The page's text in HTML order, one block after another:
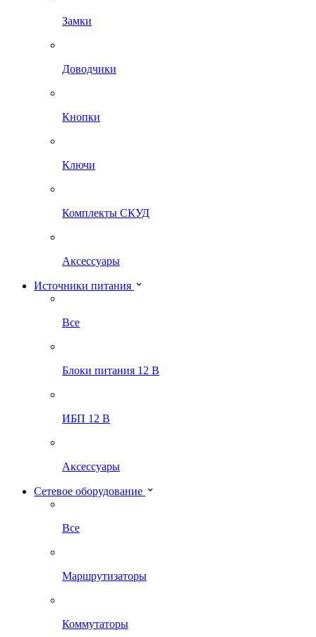
Замки
Доводчики
Кнопки
Ключи
Комплекты СКУД
Аксессуары
Источники питания
Все
Блоки питания 12 В
ИБП 12 В
Аксессуары
Сетевое оборудование
Все
Маршрутизаторы
Коммутаторы